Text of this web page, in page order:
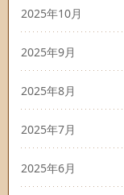
2025年10月
2025年9月
2025年8月
2025年7月
2025年6月